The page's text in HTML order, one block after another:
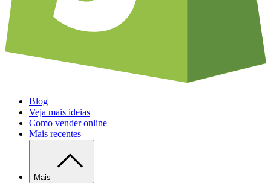
Blog
Veja mais ideias
Como vender online
Mais recentes
Mais